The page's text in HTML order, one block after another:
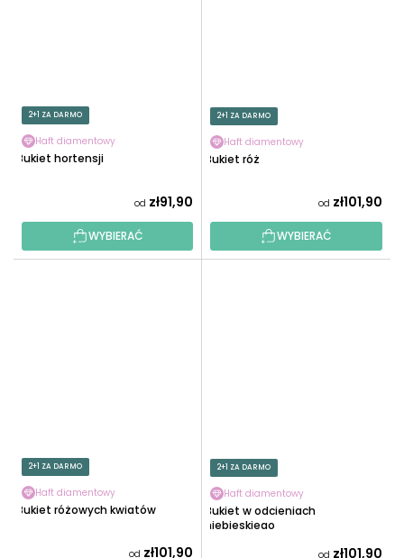
2+1 ZA DARMO
Haft diamentowy
Bukiet hortensji
od zł91,90
WYBIERAĆ
2+1 ZA DARMO
Haft diamentowy
Bukiet róż
od zł101,90
WYBIERAĆ
2+1 ZA DARMO
Haft diamentowy
Bukiet różowych kwiatów
od zł101,90
2+1 ZA DARMO
Haft diamentowy
Bukiet w odcieniach
niebieskiego
od zł101,90